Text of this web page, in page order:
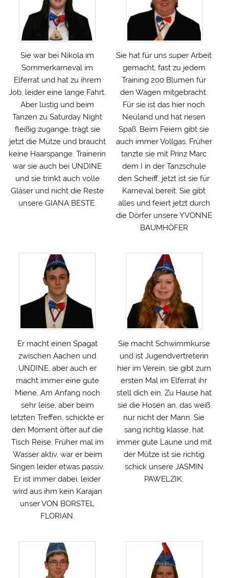
Sie war bei Nikola im
Sommerkarneval im
Elferrat und hat zu ihrem
Job, leider eine lange Fahrt.
Aber lustig und beim
Tanzen zu Saturday Night
fleißig zugange, trägt sie
jetzt die Mütze und braucht
keine Haarspange. Trainerin
war sie auch bei UNDINE
und sie trinkt auch volle
Gläser und nicht die Reste
unsere GIANA BESTE.
Sie hat für uns super Arbeit
gemacht, fast zu jedem
Training 200 Blumen für
den Wagen mitgebracht.
Für sie ist das hier noch
Neuland und hat riesen
Spaß. Beim Feiern gibt sie
auch immer Vollgas. Früher
tanzte sie mit Prinz Marc
dem I in der Tanzschule
den Scheiff, jetzt ist sie für
Karneval bereit. Sie gibt
alles und feiert jetzt durch
die Dörfer unsere YVONNE
BAUMHÖFER
Er macht einen Spagat
zwischen Aachen und
UNDINE, aber auch er
macht immer eine gute
Miene. Am Anfang noch
sehr leise, aber beim
letzten Treffen, schickte er
den Moment öfter auf die
Tisch Reise. Früher mal im
Wasser aktiv, war er beim
Singen leider etwas passiv.
Er ist immer dabei, leider
wird aus ihm kein Karajan
unser VON BORSTEL
FLORIAN.
Sie macht Schwimmkurse
und ist Jugendvertreterin
hier im Verein, sie gibt zum
ersten Mal im Elferrat ihr
stell dich ein. Zu Hause hat
sie die Hosen an, das weiß
nur nicht der Mann. Sie
sang richtig klasse, hat
immer gute Laune und mit
der Mütze ist sie richtig
schick unsere JASMIN
PAWELZIK.